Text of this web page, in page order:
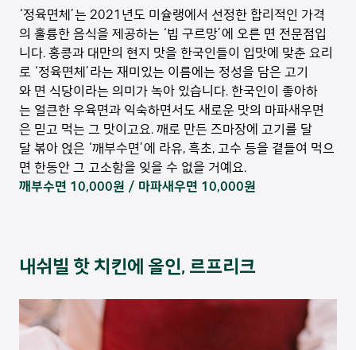
‘정육면체’는 2021년도 미슐랭에서 선정한 합리적인 가격
의 훌륭한 음식을 제공하는 ‘빕 구르망’에 오른 면 전문점입
니다. 홍콩과 대만의 현지 맛을 한국인들이 입맛에 맞춘 요리
로 ‘정육면체’라는 재미있는 이름에는 정성을 담은 고기
와 면 식당이라는 의미가 녹아 있습니다. 한국인이 좋아하
는 얼큰한 우육면과 익숙하면서도 새로운 맛의 마파새우면
은 믿고 먹는 그 맛이고요. 깨로 만든 즈마장에 고기를 달
달 볶아 얹은 ‘깨부수면’에 라유, 흑초, 고수 등을 곁들여 먹으
면 한동안 그 고소함을 잊을 수 없을 거예요.
깨부수면 10,000원 / 마파새우면 10,000원
내쉬빌 핫 치킨에 올인, 르프리크